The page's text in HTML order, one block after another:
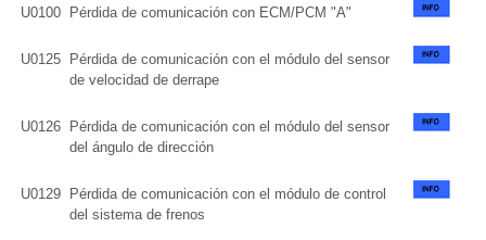
U0100 Pérdida de comunicación con ECM/PCM "A"
U0125
Pérdida de comunicación con el módulo del sensor
de velocidad de derrape
U0126
Pérdida de comunicación con el módulo del sensor
del ángulo de dirección
U0129
Pérdida de comunicación con el módulo de control
del sistema de frenos